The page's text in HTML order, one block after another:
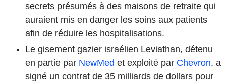
secrets présumés à des maisons de retraite qui
auraient mis en danger les soins aux patients
afin de réduire les hospitalisations.
Le gisement gazier israélien Leviathan, détenu
en partie par NewMed et exploité par Chevron, a
signé un contrat de 35 milliards de dollars pour